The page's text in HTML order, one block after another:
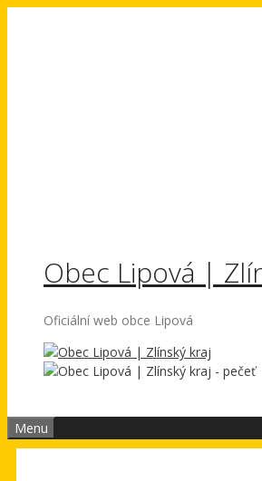
Obec Lipová |
Oficiální web obce Lipová
Menu